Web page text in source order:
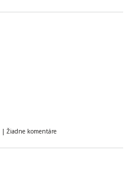
| Žiadne komentáre